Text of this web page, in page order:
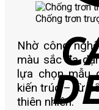
Chống trơn
Nhờ công
màu sắc đa
lựa chọn mẫu
kiến trúc – từ
thiên nhiên.